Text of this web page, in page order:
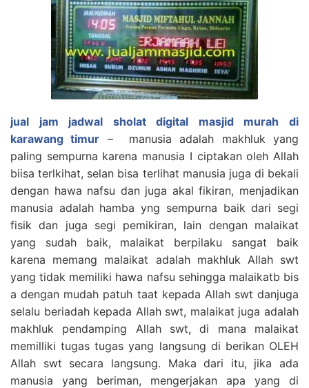
jual jam jadwal sholat digital masjid murah di
karawang timur – manusia adalah makhluk yang
paling sempurna karena manusia I ciptakan oleh Allah
biisa terlkihat, selan bisa terlihat manusia juga di bekali
dengan hawa nafsu dan juga akal fikiran, menjadikan
manusia adalah hamba yng sempurna baik dari segi
fisik dan juga segi pemikiran, lain dengan malaikat
yang sudah baik, malaikat berpilaku sangat baik
karena memang malaikat adalah makhluk Allah swt
yang tidak memiliki hawa nafsu sehingga malaikatb bis
a dengan mudah patuh taat kepada Allah swt danjuga
selalu beriadah kepada Allah swt, malaikat juga adalah
makhluk pendamping Allah swt, di mana malaikat
memilliki tugas tugas yang langsung di berikan OLEH
Allah swt secara langsung. Maka dari itu, jika ada
manusia yang beriman, mengerjakan apa yang di